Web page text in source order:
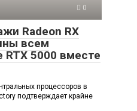
0
Radeon RX
всем
5000 вместе
процессоров в
подтверждает крайне